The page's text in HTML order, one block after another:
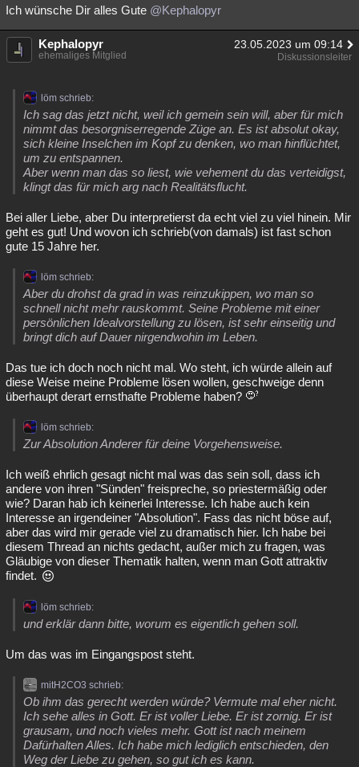
Ich wünsche Dir alles Gute @Kephalopyr
Kephalopyr 23.05.2023 um 09:14
ehemaliges Mitglied Diskussionsleiter
löm schrieb:
Ich sag das jetzt nicht, weil ich gemein sein will, aber für mich
nimmt das besorgniserregende Züge an. Es ist absolut okay,
sich kleine Inselchen im Kopf zu denken, wo man hinflüchtet,
um zu entspannen.
Aber wenn man das so liest, wie vehement du das verteidigst,
klingt das für mich arg nach Realitätsflucht.
Bei aller Liebe, aber Du interpretierst da echt viel zu viel hinein. Mir
geht es gut! Und wovon ich schrieb(von damals) ist fast schon
gute 15 Jahre her.
löm schrieb:
Aber du drohst da grad in was reinzukippen, wo man so
schnell nicht mehr rauskommt. Seine Probleme mit einer
persönlichen Idealvorstellung zu lösen, ist sehr einseitig und
bringt dich auf Dauer nirgendwohin im Leben.
Das tue ich doch noch nicht mal. Wo steht, ich würde allein auf
diese Weise meine Probleme lösen wollen, geschweige denn
überhaupt derart ernsthafte Probleme haben?
löm schrieb:
Zur Absolution Anderer für deine Vorgehensweise.
Ich weiß ehrlich gesagt nicht mal was das sein soll, dass ich
andere von ihren "Sünden" freispreche, so priestermäßig oder
wie? Daran hab ich keinerlei Interesse. Ich habe auch kein
Interesse an irgendeiner "Absolution". Fass das nicht böse auf,
aber das wird mir gerade viel zu dramatisch hier. Ich habe bei
diesem Thread an nichts gedacht, außer mich zu fragen, was
Gläubige von dieser Thematik halten, wenn man Gott attraktiv
findet.
löm schrieb:
und erklär dann bitte, worum es eigentlich gehen soll.
Um das was im Eingangspost steht.
mitH2CO3 schrieb:
Ob ihm das gerecht werden würde? Vermute mal eher nicht.
Ich sehe alles in Gott. Er ist voller Liebe. Er ist zornig. Er ist
grausam, und noch vieles mehr. Gott ist nach meinem
Dafürhalten Alles. Ich habe mich lediglich entschieden, den
Weg der Liebe zu gehen, so gut ich es kann.